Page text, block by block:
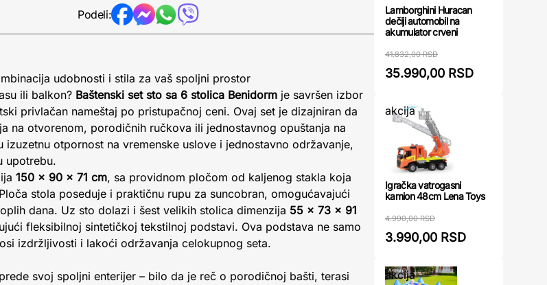
Podeli:
udobnosti i stila za vaš spoljni prostor
ili balkon? Baštenski set sto sa 6 stolica Benidorm je savršen izbor
privlačan nameštaj po pristupačnoj ceni. Ovaj set je dizajniran da
na otvorenom, porodičnih ručkova ili jednostavnog opuštanja na
izuzetnu otpornost na vremenske uslove i jednostavno održavanje,
upotrebu.
150 x 90 x 71 cm, sa providnom pločom od kaljenog stakla koja
stola poseduje i praktičnu rupu za suncobran, omogućavajući
dana. Uz sto dolazi i šest velikih stolica dimenzija 55 x 73 x 91
fleksibilnoj sintetičkoj tekstilnoj podstavi. Ova podstava ne samo
izdržljivosti i lakoći održavanja celokupnog seta.
svoj spoljni enterijer – bilo da je reč o porodičnoj bašti, terasi
Lamborghini Huracan
dečiji automobil na
akumulator crveni
41.832,00 RSD
35.990,00 RSD
akcija
Igračka vatrogasni
kamion 48cm Lena Toys
4.990,00 RSD
3.990,00 RSD
akcija